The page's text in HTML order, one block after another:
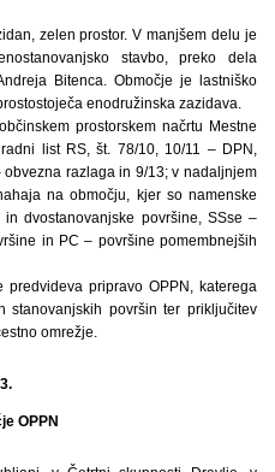
zelen prostor. V manjšem delu je
stavbo, preko dela
Bitenca. Območje je lastniško
enodružinska zazidava.
prostorskem načrtu Mestne
list RS, št. 78/10, 10/11 – DPN,
obvezna razlaga in 9/13; v nadaljnjem
na območju, kjer so namenske
dvostanovanjske površine, SSse –
in PC – površine pomembnejših
pripravo OPPN, katerega
stanovanjskih površin ter priključitev
omrežje.
3.
OPPN